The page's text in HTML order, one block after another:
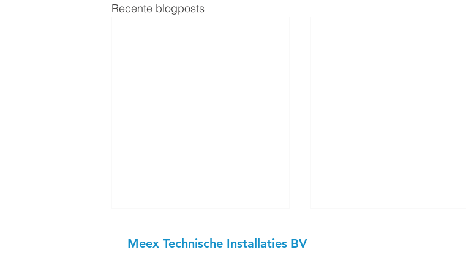
Recente blogposts
Meex Technische Installaties BV